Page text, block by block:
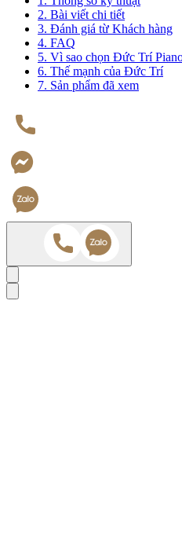
2. Bài viết chi tiết
3. Đánh giá từ Khách hàng
4. FAQ
5. Vì sao chọn Đức Trí
6. Thế mạnh của Đức Trí
7. Sản phẩm đã xem